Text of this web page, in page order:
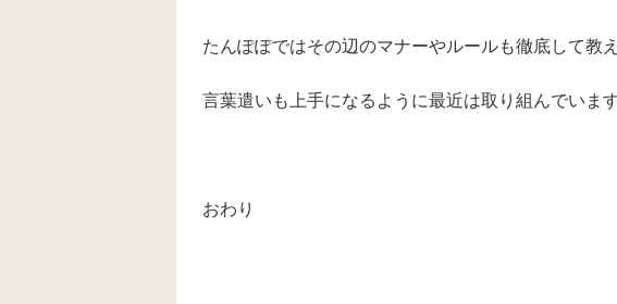
たんぽぽではその辺のマナーやルールも徹底して教
言葉遣いも上手になるように最近は取り組んでいます
おわり